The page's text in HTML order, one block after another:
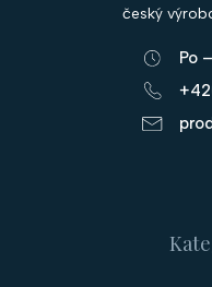
český
Po